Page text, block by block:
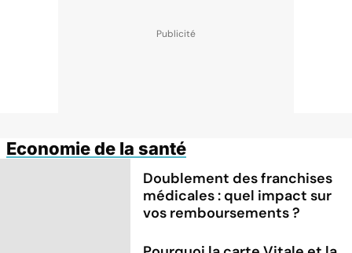
Economie de la santé
Doublement des franchises
médicales : quel impact sur
vos remboursements ?